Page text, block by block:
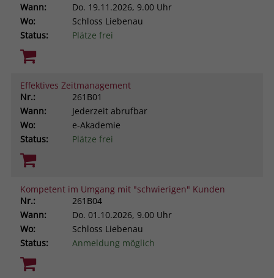
Wann:
Do. 19.11.2026, 9.00 Uhr
Wo:
Schloss Liebenau
Status:
Plätze frei
Effektives Zeitmanagement
Nr.:
261B01
Wann:
Jederzeit abrufbar
Wo:
e-Akademie
Status:
Plätze frei
Kompetent im Umgang mit "schwierigen" Kunden
Nr.:
261B04
Wann:
Do. 01.10.2026, 9.00 Uhr
Wo:
Schloss Liebenau
Status:
Anmeldung möglich